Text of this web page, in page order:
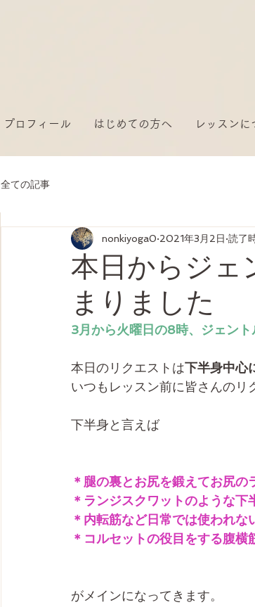
プロフィール はじめての方へ レッスンに
全ての記事
本日からジェ
まりました
nonkiyoga0 2021年3月2日 読了
3月から火曜日の8時、ジェント
本日のリクエストは下半身中心
いつもレッスン前に皆さんのリ
下半身と言えば
＊腿の裏とお尻を鍛えてお尻の
＊ランジスクワットのような
＊内転筋など日常では使われ
＊コルセットの役目をする腹
がメインになってきます。